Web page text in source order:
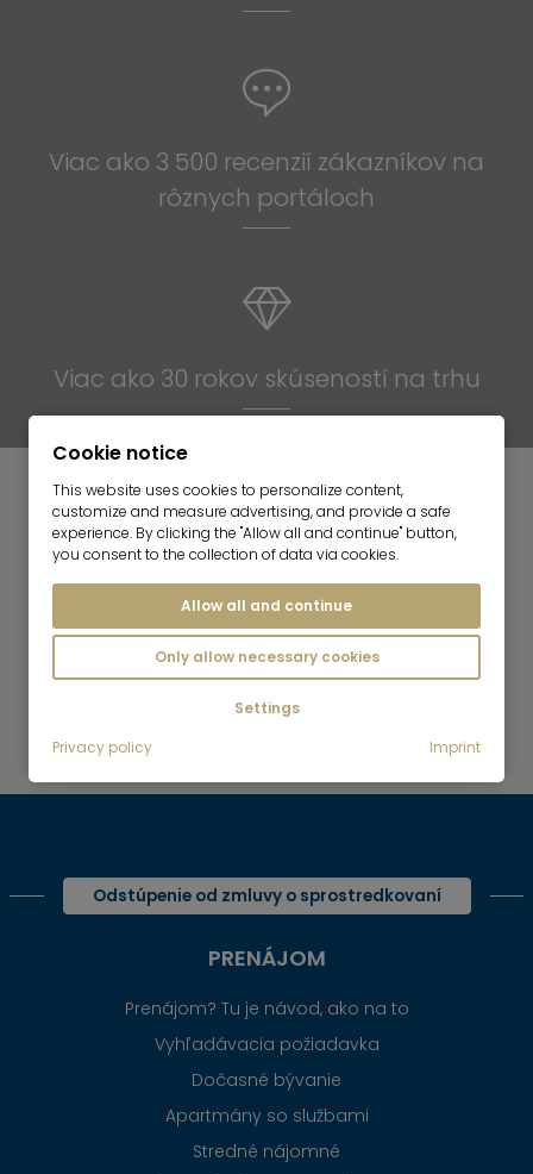
Viac ako 3 500 recenzií zákazníkov na
rôznych portáloch
Viac ako 30 rokov skúseností na trhu
Mr. Lodge | Search.Find.Life.
Predaj
Predaj | Informácie
top
Odstúpenie od zmluvy o sprostredkovaní
PRENÁJOM
Prenájom? Tu je návod, ako na to
Vyhľadávacia požiadavka
Dočasné bývanie
Apartmány so službami
Stredné nájomné
Cookie notice
This website uses cookies to personalize content,
customize and measure advertising, and provide a safe
experience. By clicking the "Allow all and continue" button,
you consent to the collection of data via cookies.
Allow all and continue
Only allow necessary cookies
Settings
Privacy policy
Imprint